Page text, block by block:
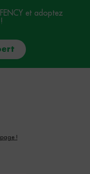
et adoptez
!